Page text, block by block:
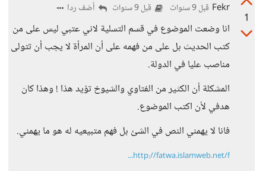
1
Fekr قبل 9 سنوات قبل 9 سنوات أضف ردا
انا وضعت الموضوع في قسم التسلية لاني عتبي ليس على من
كتب الحديث بل على من فهمه على أن المرأة لا يجب أن تتولى
مناصب عليا في الدولة.
المشكلة أن الكثير من الفتاوي والشيوخ تؤيد هذا ! وهذا كان
هدفي لأن اكتب الموضوع.
فانا لا يهمني النص في الشئ بل فهم متبيعيه له هو ما يهمني.
http://fatwa.islamweb.net/f...